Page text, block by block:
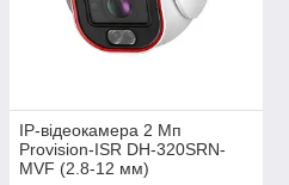
IP-відеокамера 2 Мп
Provision-ISR DH-320SRN-
MVF (2.8-12 мм)